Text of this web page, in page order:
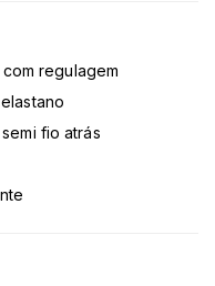
regulagem
fio atrás